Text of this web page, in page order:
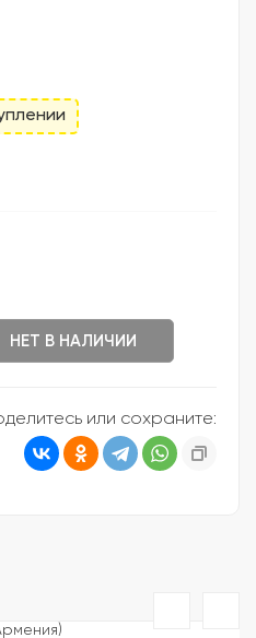
НЕТ В НАЛИЧИИ
или сохраните: